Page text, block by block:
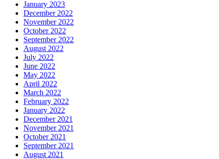
January 2023
December 2022
November 2022
October 2022
September 2022
August 2022
July 2022
June 2022
May 2022
April 2022
March 2022
February 2022
January 2022
December 2021
November 2021
October 2021
September 2021
August 2021